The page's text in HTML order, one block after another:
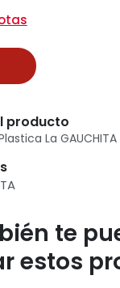
producto
La GAUCHITA
te
estos